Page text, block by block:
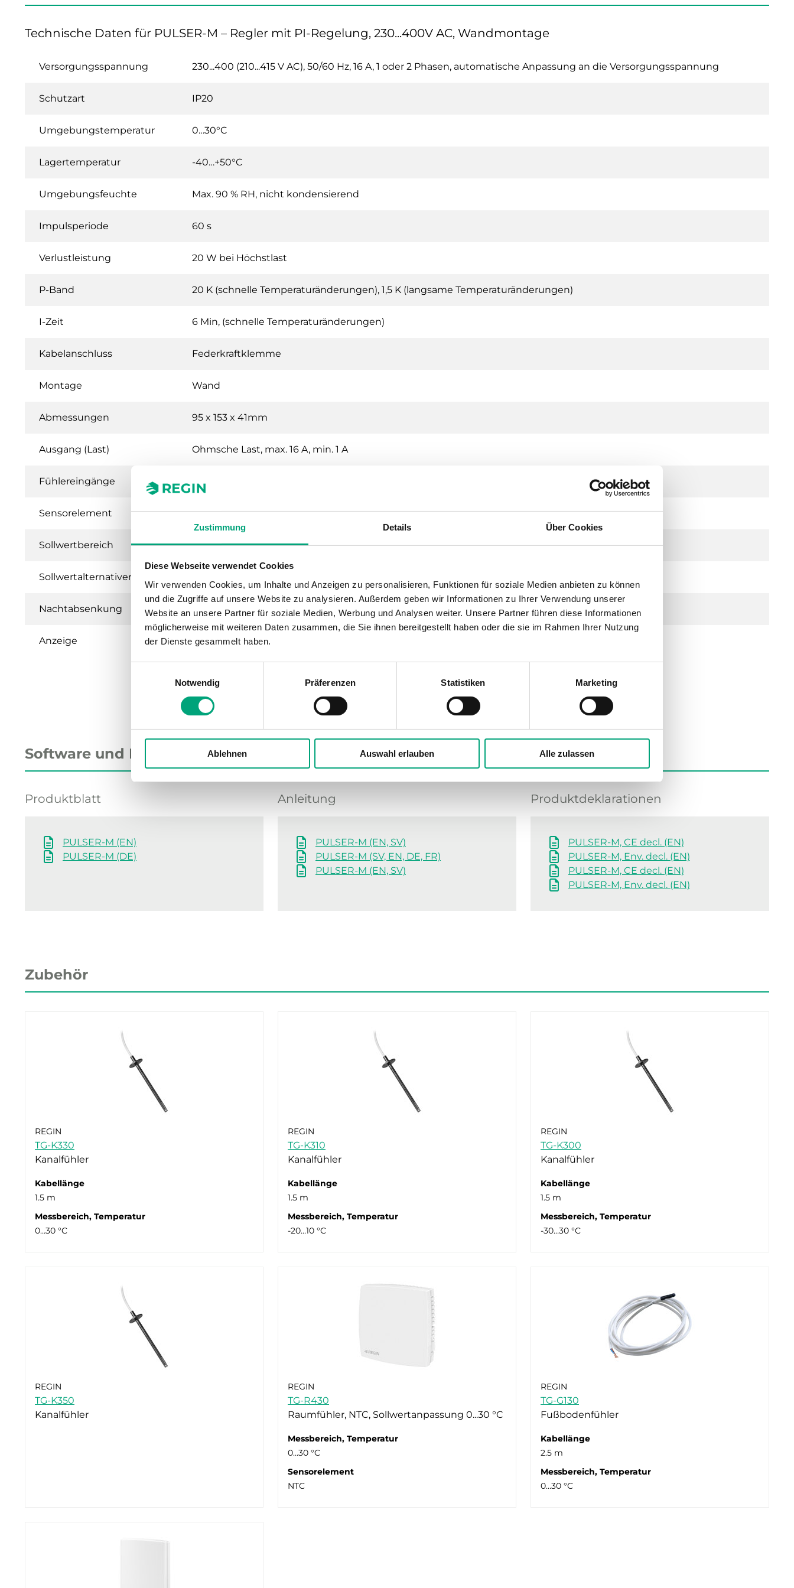
Zustimmung Details Über Cookies
Diese Webseite verwendet Cookies
Wir verwenden Cookies, um Inhalte und Anzeigen zu personalisieren, Funktionen für soziale Medien anbieten zu können
und die Zugriffe auf unsere Website zu analysieren. Außerdem geben wir Informationen zu Ihrer Verwendung unserer
Website an unsere Partner für soziale Medien, Werbung und Analysen weiter. Unsere Partner führen diese Informationen
möglicherweise mit weiteren Daten zusammen, die Sie ihnen bereitgestellt haben oder die sie im Rahmen Ihrer Nutzung
der Dienste gesammelt haben.
Notwendig
Präferenzen Statistiken Marketing
Ablehnen Auswahl erlauben Alle zulassen
Technische Daten für PULSER-M – Regler mit PI-Regelung, 230...400V AC, Wandmontage
Versorgungsspannung 230...400 (210...415 V AC), 50/60 Hz, 16 A, 1 oder 2 Phasen, automatische Anpassung an die Versorgungsspannung
Schutzart IP20
Umgebungstemperatur 0…30°C
Lagertemperatur -40…+50°C
Umgebungsfeuchte Max. 90 % RH, nicht kondensierend
Impulsperiode 60 s
Verlustleistung 20 W bei Höchstlast
P-Band 20 K (schnelle Temperaturänderungen), 1,5 K (langsame Temperaturänderungen)
I-Zeit 6 Min, (schnelle Temperaturänderungen)
Kabelanschluss Federkraftklemme
Montage Wand
Abmessungen 95 x 153 x 41mm
Ausgang (Last) Ohmsche Last, max. 16 A, min. 1 A
Fühlereingänge Externer Hauptfühler und externer Temperaturbegrenzungsfühler
Sensorelement NTC Regin
Sollwertbereich 0...30 °C
Sollwertalternativen
Nachtabsenkung
Anzeige Rote LED, die aufleuchtet, sobald das Heizelement mit Spannung versorgt wird.
Software und Dokumentation
Produktblatt
PULSER-M (EN)
PULSER-M (DE)
Anleitung
PULSER-M (EN, SV)
PULSER-M (SV, EN, DE, FR)
PULSER-M (EN, SV)
Produktdeklarationen
PULSER-M, CE decl. (EN)
PULSER-M, Env. decl. (EN)
PULSER-M, CE decl. (EN)
PULSER-M, Env. decl. (EN)
Zubehör
REGIN
TG-K330
Kanalfühler
Kabellänge
1.5 m
Messbereich, Temperatur
0…30 °C
REGIN
TG-K310
Kanalfühler
Kabellänge
1.5 m
Messbereich, Temperatur
-20…10 °C
REGIN
TG-K300
Kanalfühler
Kabellänge
1.5 m
Messbereich, Temperatur
-30…30 °C
REGIN
TG-K350
Kanalfühler
REGIN
TG-R430
Raumfühler, NTC, Sollwertanpassung 0...30 °C
Messbereich, Temperatur
0…30 °C
Sensorelement
NTC
REGIN
TG-G130
Fußbodenfühler
Kabellänge
2.5 m
Messbereich, Temperatur
0…30 °C